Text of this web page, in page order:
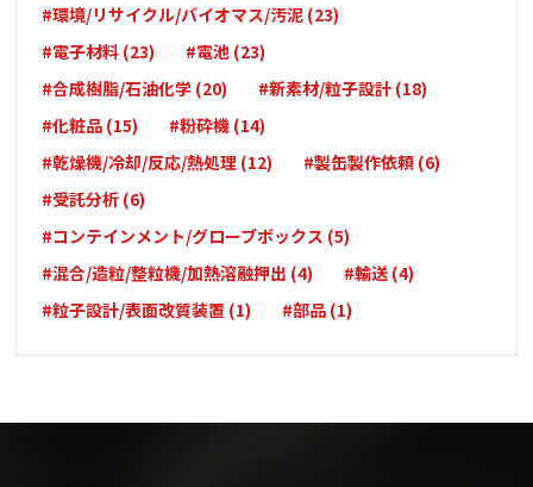
#環境/リサイクル/バイオマス/汚泥 (23)
#電子材料 (23)
#電池 (23)
#合成樹脂/石油化学 (20)
#新素材/粒子設計 (18)
#化粧品 (15)
#粉砕機 (14)
#乾燥機/冷却/反応/熱処理 (12)
#製缶製作依頼 (6)
#受託分析 (6)
#コンテインメント/グローブボックス (5)
#混合/造粒/整粒機/加熱溶融押出 (4)
#輸送 (4)
#粒子設計/表面改質装置 (1)
#部品 (1)